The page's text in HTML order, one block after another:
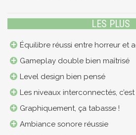
LES PLUS
Équilibre réussi entre horreur et
Gameplay double bien maîtrisé
Level design bien pensé
Les niveaux interconnectés,
Graphiquement, ça tabasse !
Ambiance sonore réussie